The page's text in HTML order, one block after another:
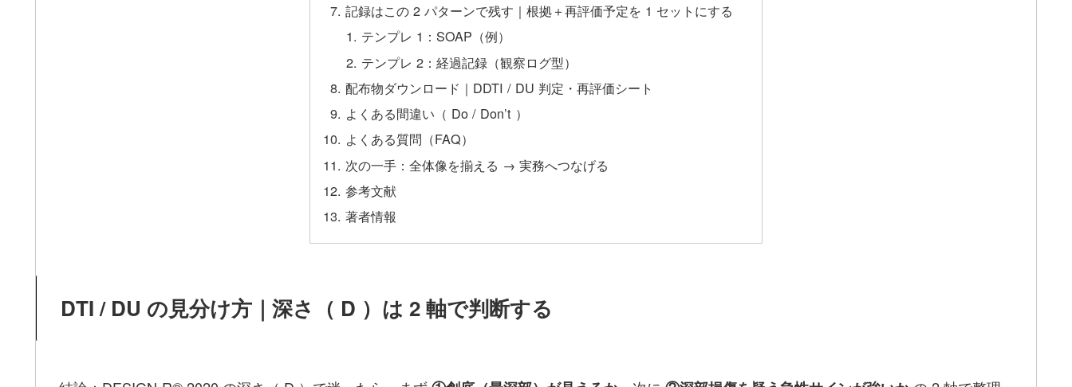
記録はこの 2 パターンで残す｜根拠＋再評価予定を 1 セットにする
テンプレ 1：SOAP（例）
テンプレ 2：経過記録（観察ログ型）
配布物ダウンロード｜DDTI / DU 判定・再評価シート
よくある間違い（ Do / Don’t ）
よくある質問（FAQ）
次の一手：全体像を揃える → 実務へつなげる
参考文献
著者情報
DTI / DU の見分け方｜深さ（ D ）は 2 軸で判断する